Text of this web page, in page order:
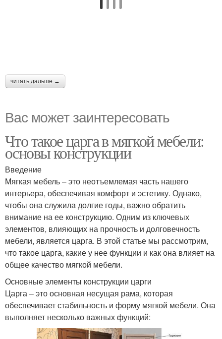
читать дальше →
Вас может заинтересовать
Что такое царга в мягкой мебели:
основы конструкции
Введение
Мягкая мебель – это неотъемлемая часть нашего
интерьера, обеспечивая комфорт и эстетику. Однако,
чтобы она служила долгие годы, важно обратить
внимание на ее конструкцию. Одним из ключевых
элементов, влияющих на прочность и долговечность
мебели, является царга. В этой статье мы рассмотрим,
что такое царга, какие у нее функции и как она влияет на
общее качество мягкой мебели.
Основные элементы конструкции царги
Царга – это основная несущая рама, которая
обеспечивает стабильность и форму мягкой мебели. Она
выполняет несколько важных функций: